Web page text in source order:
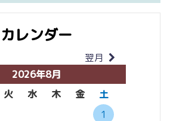
カレンダー
翌月
2026年8月
火 水 木 金
土
1